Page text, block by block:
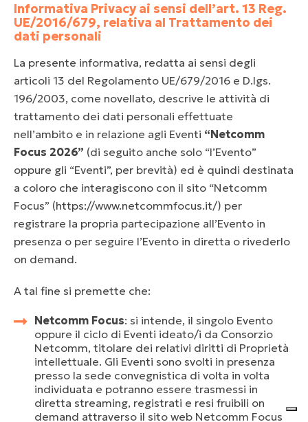
Informativa Privacy ai sensi dell’art. 13 Reg.
UE/2016/679, relativa al Trattamento dei
dati personali
La presente informativa, redatta ai sensi degli
articoli 13 del Regolamento UE/679/2016 e D.lgs.
196/2003, come novellato, descrive le attività di
trattamento dei dati personali effettuate
nell’ambito e in relazione agli Eventi “Netcomm
Focus 2026” (di seguito anche solo “l’Evento”
oppure gli “Eventi”, per brevità) ed è quindi destinata
a coloro che interagiscono con il sito “Netcomm
Focus” (https://www.netcommfocus.it/) per
registrare la propria partecipazione all’Evento in
presenza o per seguire l’Evento in diretta o rivederlo
on demand.
A tal fine si premette che:
Netcomm Focus: si intende, il singolo Evento
oppure il ciclo di Eventi ideato/i da Consorzio
Netcomm, titolare dei relativi diritti di Proprietà
intellettuale. Gli Eventi sono svolti in presenza
presso la sede convegnistica di volta in volta
individuata e potranno essere trasmessi in
diretta streaming, registrati e resi fruibili on
demand attraverso il sito web Netcomm Focus